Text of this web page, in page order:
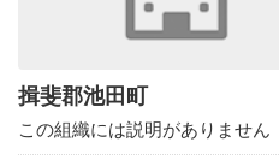
揖斐郡池田町
この組織には説明がありません